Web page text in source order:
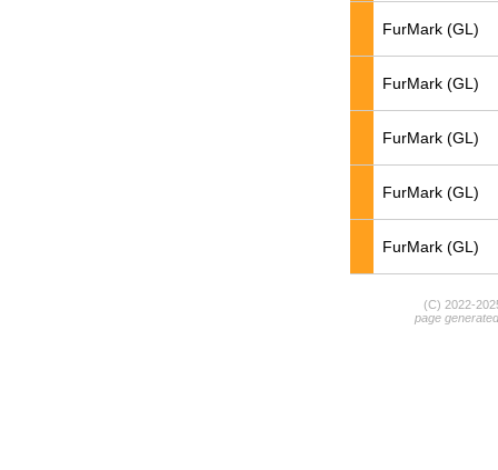
FurMark (GL)
FurMark (GL)
FurMark (GL)
FurMark (GL)
FurMark (GL)
(C) 2022-
page